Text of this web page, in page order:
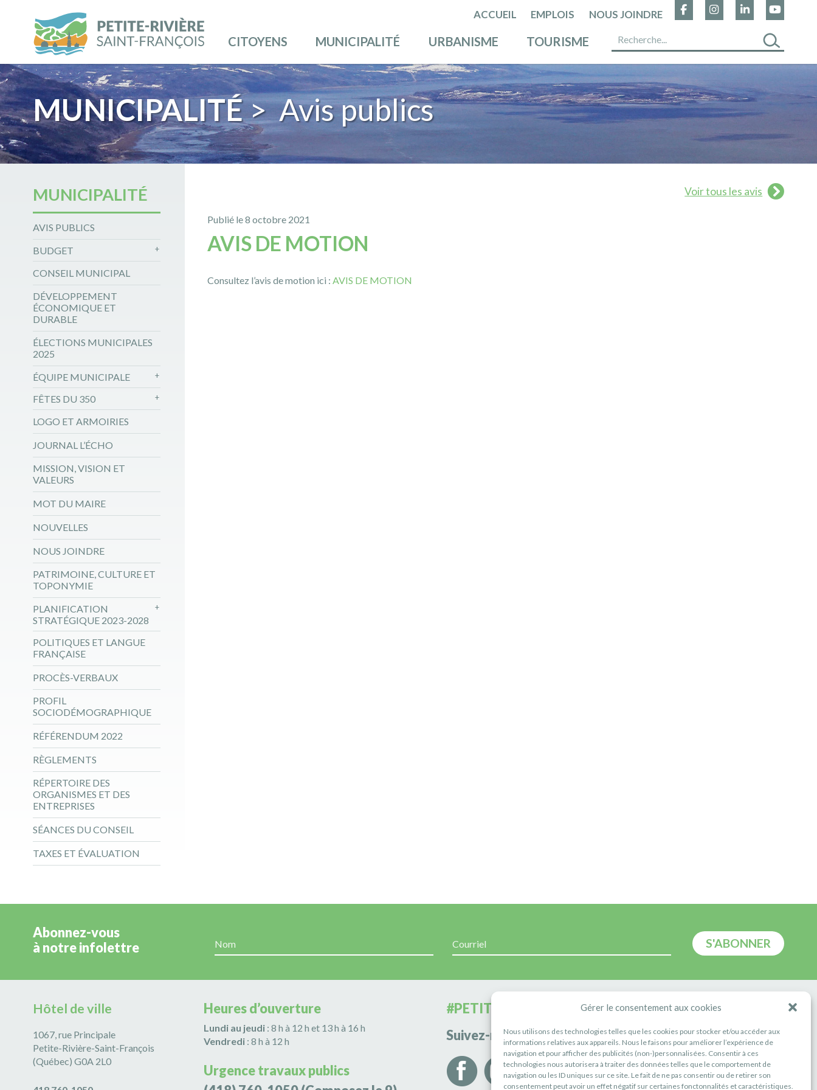
Gérer le consentement aux cookies
Nous utilisons des technologies telles que les cookies pour stocker et/ou accéder aux
informations relatives aux appareils. Nous le faisons pour améliorer l’expérience de
navigation et pour afficher des publicités (non-)personnalisées. Consentir à ces
technologies nous autorisera à traiter des données telles que le comportement de
navigation ou les ID uniques sur ce site. Le fait de ne pas consentir ou de retirer son
consentement peut avoir un effet négatif sur certaines fonctonnalités et caractéristiques.
ACCUEIL EMPLOIS NOUS JOINDRE
CITOYENS MUNICIPALITÉ URBANISME TOURISME
MUNICIPALITÉ> Avis publics
MUNICIPALITÉ
AVIS PUBLICS
BUDGET
CONSEIL MUNICIPAL
DÉVELOPPEMENT
ÉCONOMIQUE ET
DURABLE
ÉLECTIONS MUNICIPALES
2025
ÉQUIPE MUNICIPALE
FÊTES DU 350
LOGO ET ARMOIRIES
JOURNAL L’ÉCHO
MISSION, VISION ET
VALEURS
MOT DU MAIRE
NOUVELLES
NOUS JOINDRE
PATRIMOINE, CULTURE ET
TOPONYMIE
PLANIFICATION
STRATÉGIQUE 2023-2028
POLITIQUES ET LANGUE
FRANÇAISE
PROCÈS-VERBAUX
PROFIL
SOCIODÉMOGRAPHIQUE
RÉFÉRENDUM 2022
RÈGLEMENTS
RÉPERTOIRE DES
ORGANISMES ET DES
ENTREPRISES
SÉANCES DU CONSEIL
TAXES ET ÉVALUATION
Voir tous les avis
Publié le 8 octobre 2021
AVIS DE MOTION
Consultez l’avis de motion ici :AVIS DE MOTION
Abonnez-vous
à notre infolettre
Hôtel de ville
1067, rue Principale
Petite-Rivière-Saint-François
(Québec) G0A 2L0
Heures d’ouverture
Lundi au jeudi: 8 h à 12 h et 13 h à 16 h
Vendredi : 8 h à 12 h
Urgence travaux publics
#PETITERIVIÈRE
Suivez-nous